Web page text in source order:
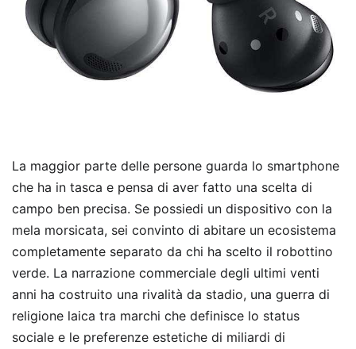
La maggior parte delle persone guarda lo smartphone
che ha in tasca e pensa di aver fatto una scelta di
campo ben precisa. Se possiedi un dispositivo con la
mela morsicata, sei convinto di abitare un ecosistema
completamente separato da chi ha scelto il robottino
verde. La narrazione commerciale degli ultimi venti
anni ha costruito una rivalità da stadio, una guerra di
religione laica tra marchi che definisce lo status
sociale e le preferenze estetiche di miliardi di